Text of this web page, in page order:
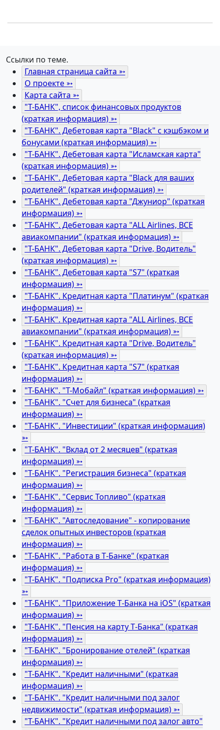
Ссылки по теме.
Главная страница сайта ➳
О проекте ➳
Карта сайта ➳
"Т-БАНК", список финансовых продуктов
(краткая информация) ➳
"Т-БАНК". Дебетовая карта "Black" c кэшбэком и
бонусами (краткая информация) ➳
"Т-БАНК". Дебетовая карта "Исламская карта"
(краткая информация) ➳
"Т-БАНК". Дебетовая карта "Black для ваших
родителей" (краткая информация) ➳
"Т-БАНК". Дебетовая карта "Джуниор" (краткая
информация) ➳
"Т-БАНК". Дебетовая карта "ALL Airlines, ВСЕ
авиакомпании" (краткая информация) ➳
"Т-БАНК". Дебетовая карта "Drive, Водитель"
(краткая информация) ➳
"Т-БАНК". Дебетовая карта "S7" (краткая
информация) ➳
"Т-БАНК". Кредитная карта "Платинум" (краткая
информация) ➳
"Т-БАНК". Кредитная карта "ALL Airlines, ВСЕ
авиакомпании" (краткая информация) ➳
"Т-БАНК". Кредитная карта "Drive, Водитель"
(краткая информация) ➳
"Т-БАНК". Кредитная карта "S7" (краткая
информация) ➳
"Т-БАНК". "Т-Мобайл" (краткая информация) ➳
"Т-БАНК". "Счет для бизнеса" (краткая
информация) ➳
"Т-БАНК". "Инвестиции" (краткая информация)
➳
"Т-БАНК". "Вклад от 2 месяцев" (краткая
информация) ➳
"Т-БАНК". "Регистрация бизнеса" (краткая
информация) ➳
"Т-БАНК". "Сервис Топливо" (краткая
информация) ➳
"Т-БАНК". "Автоследование" - копирование
сделок опытных инвесторов (краткая
информация) ➳
"Т-БАНК". "Работа в Т‑Банке" (краткая
информация) ➳
"Т-БАНК". "Подписка Pro" (краткая информация)
➳
"Т-БАНК". "Приложение Т‑Банка на iOS" (краткая
информация) ➳
"Т-БАНК". "Пенсия на карту Т‑Банка" (краткая
информация) ➳
"Т-БАНК". "Бронирование отелей" (краткая
информация) ➳
"Т-БАНК". "Кредит наличными" (краткая
информация) ➳
"Т-БАНК". "Кредит наличными под залог
недвижимости" (краткая информация) ➳
"Т-БАНК". "Кредит наличными под залог авто"